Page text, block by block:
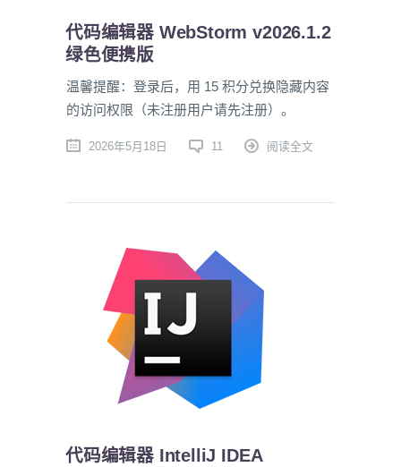
代码编辑器 WebStorm v2026.1.2
绿色便携版
温馨提醒：登录后，用 15 积分兑换隐藏内容
的访问权限（未注册用户请先注册）。
2026年5月18日 11 阅读全文
代码编辑器 IntelliJ IDEA